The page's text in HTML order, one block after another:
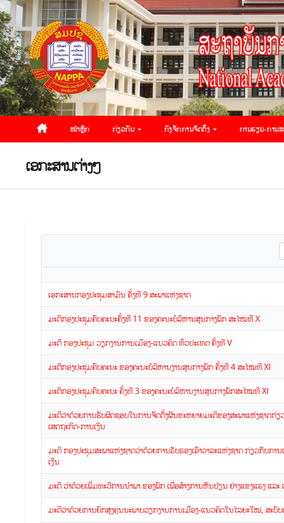
ໜ້າຫຼັກ ກ່ຽວກັບ ກົງຈັກການຈັດຕັ້ງ ການຮຽນ-ການ
ເອກະສານຕ່າງໆ
ເອກະສານກອງປະຊຸມສາມັນ ຄັ້ງທີ 9 ສະພາແຫ່ງຊາດ
ມະຕິກອງປະຊຸມຄົບຄະນະຄັ້ງທີ 11 ຂອງຄະນະບໍລິຫານສູນກາງພັກ ສະໄໝທີ X
ມະຕິ ກອງປະຊຸມ ວຽກງານການເມືອງ-ແນວຄິດ ທົ່ວປະເທດ ຄັ້ງທີ V
ມະຕິກອງປະຊຸມຄົບຄະນະ ຂອງຄະນະບໍລິຫານງານສູນກາງພັກ ຄັ້ງທີ 4 ສະໄໝທີ XI
ມະຕິກອງປະຊຸມຄົບຄະນະ ຄັ້ງທີ 3 ຂອງຄະນະບໍລິຫານງານສູນກາງພັກສະໄໝທີ XI
ມະຕິວ່າດ້ວຍການຮັບຜິດຊອບໃນການຈັດຕັ້ງຜັນຂະຫຍາຍມະຕິຂອງສະພາແຫ່ງຊາດກ່
ເສດຖະກິດ-ການເງີນ
ມະຕິ ກອງປະຊຸມສະພາແຫ່ງຊາດວ່າດ້ວຍການຮັບຮອງເອົາວາລະແຫ່ງຊາດ ກ່ຽວກັບກ
ເງີນ
ມະຕິ ວ່າດ້ວຍເພີ່ມທະວີການນຳພາ ຂອງພັກ ເພື່ອສ້າງການຫັນປ່ຽນ ຢ່າງແຂງແຮງ ແລະ
ມະຕິວ່າດ້ວຍການຍົກສູງຄຸນນະພາບວຽກງານການເມືອງ-ແນວຄິດໃນໄລຍະໃໝ່, ສະ